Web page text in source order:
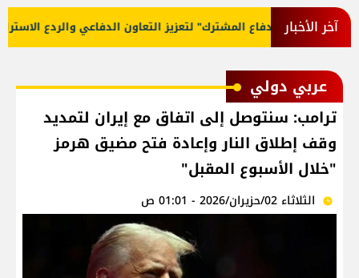
آخر الأخبار
مكة للدفاع المشترك" لتعزيز التعاون الدفاعي والردع
عربي دولي
ترامب: سنتوصل إلى اتفاق مع إيران لتمديد
وقف إطلاق النار وإعادة فتح مضيق هرمز
"خلال الأسبوع المقبل"
الثلاثاء 02/حزيران/2026 - 01:01 ص